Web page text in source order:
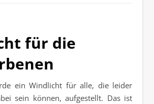
für die
ein Windlicht für alle, die leider
sein können, aufgestellt. Das ist